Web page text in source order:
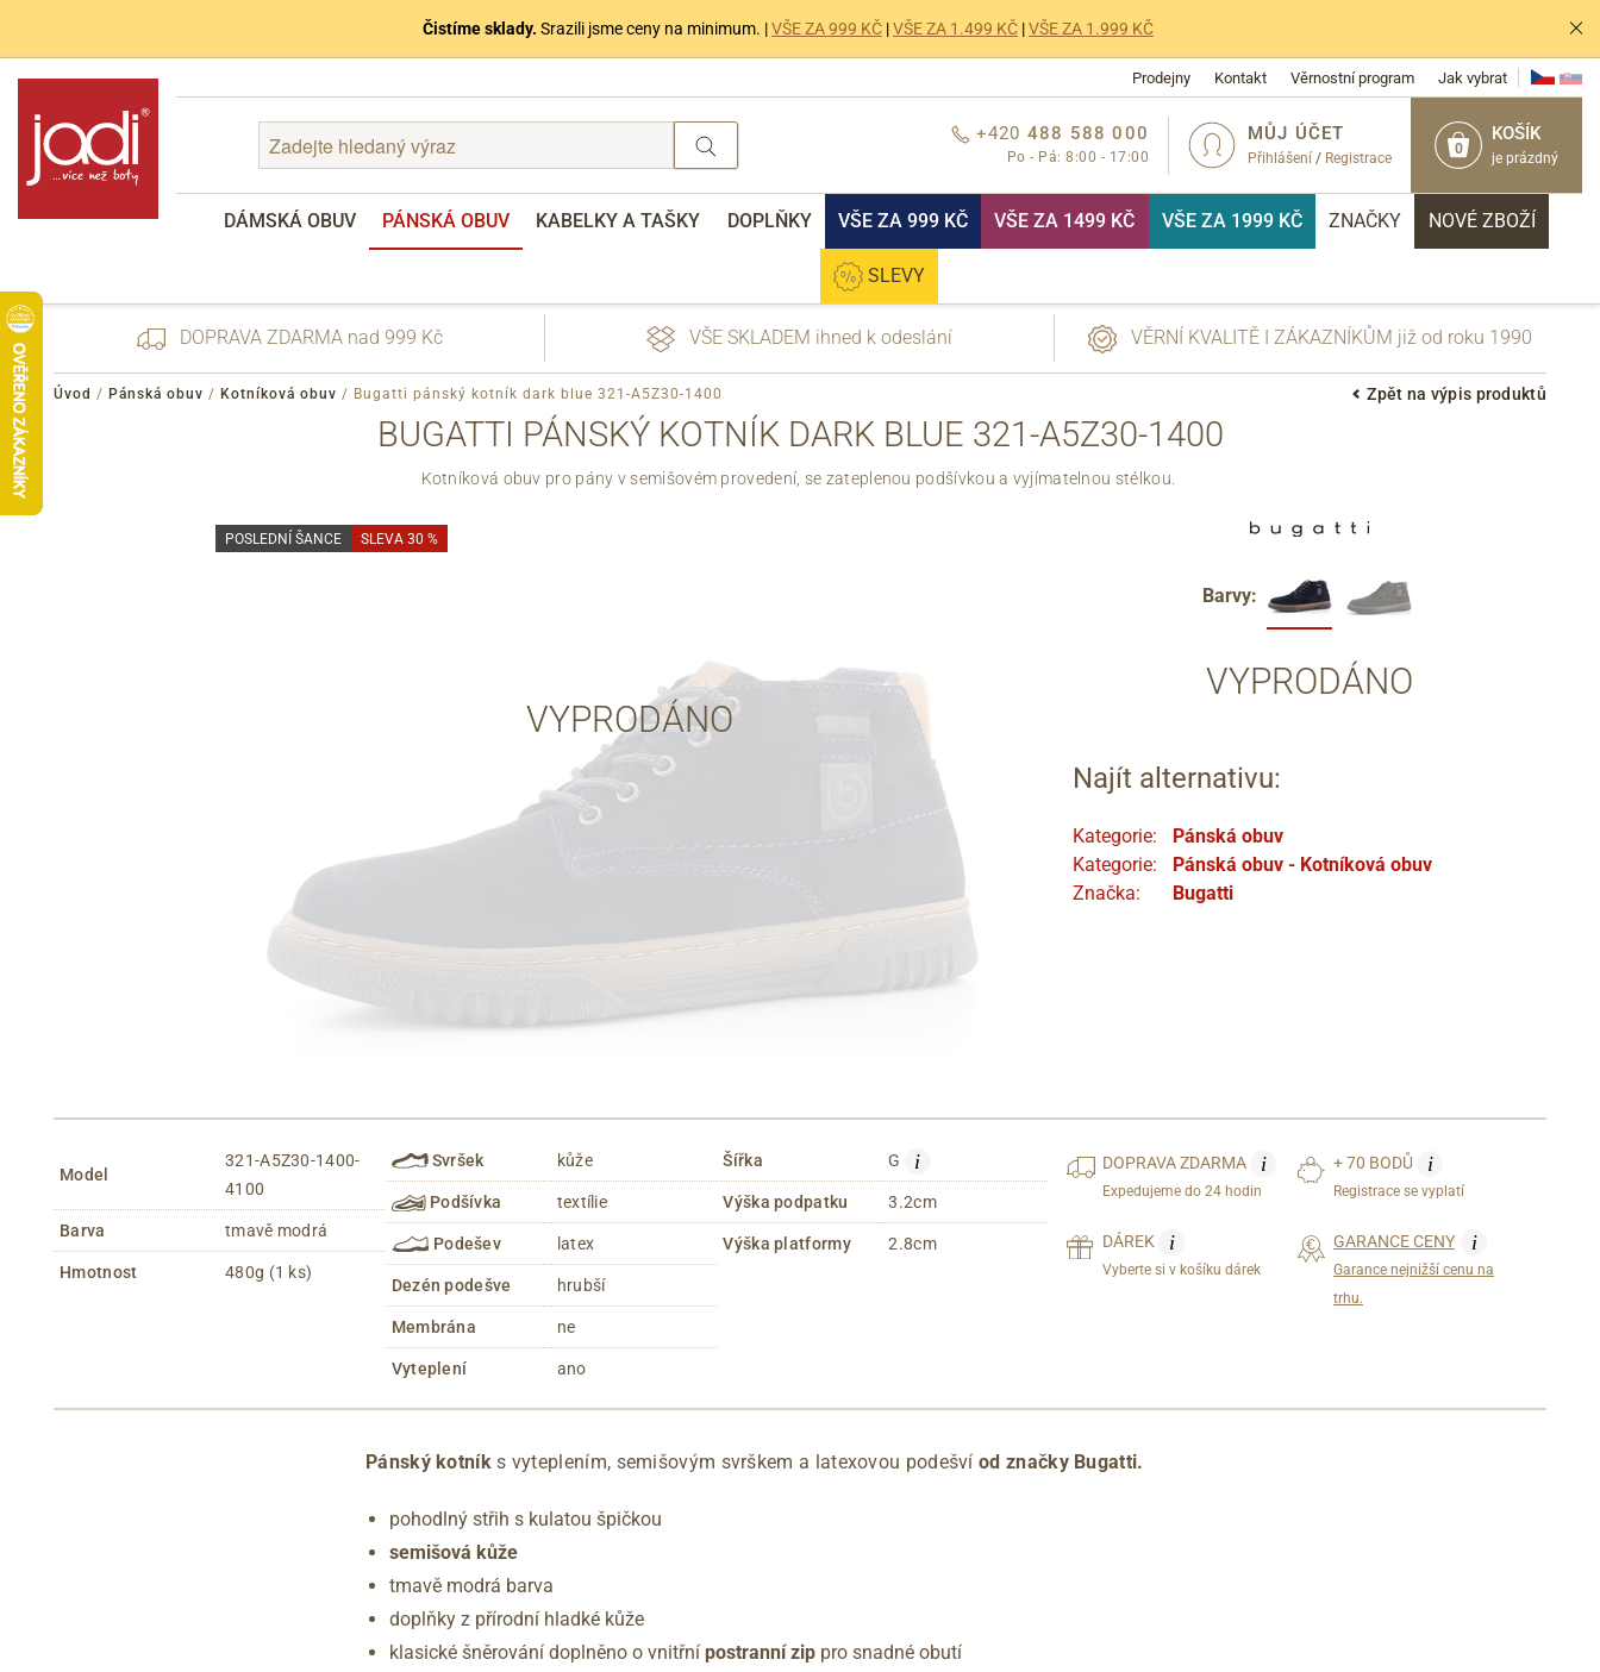
Čistíme sklady. Srazili jsme ceny na minimum. |VŠE ZA 999 KČ |VŠE ZA 1.499 KČ |VŠE ZA 1.999 KČ
Prodejny Kontakt Věrnostní program Jak vybrat
0
KOŠÍK
je prázdný
MŮJ ÚČET
Přihlášení / Registrace
+420 488 588 000
Po - Pá: 8:00 - 17:00
DÁMSKÁ OBUV PÁNSKÁ OBUV KABELKY A TAŠKY DOPLŇKY VŠE ZA 999 KČ VŠE ZA 1499 KČ VŠE ZA 1999 KČ ZNAČKY NOVÉ ZBOŽÍ
SLEVY
Přes Seznam
DOPRAVA ZDARMA nad 999 Kč VŠE SKLADEM ihned k odeslání VĚRNÍ KVALITĚ I ZÁKAZNÍKŮM již od roku 1990
Zpět na výpis produktů
Úvod / Pánská obuv / Kotníková obuv / Bugatti pánský kotník dark blue 321-A5Z30-1400
BUGATTI PÁNSKÝ KOTNÍK DARK BLUE 321-A5Z30-1400
Kotníková obuv pro pány v semišovém provedení, se zateplenou podšívkou a vyjímatelnou stélkou.
VYPRODÁNO
POSLEDNÍ ŠANCE SLEVA 30 %
Barvy:
VYPRODÁNO
Najít alternativu:
Kategorie:
Pánská obuv
Kategorie:
Pánská obuv - Kotníková obuv
Značka:
Bugatti
Model
321-A5Z30-1400-
4100
Barva tmavě modrá
Hmotnost 480g (1 ks)
Svršek kůže
Podšívka textílie
Podešev latex
Dezén podešve hrubší
Membrána ne
Vyteplení ano
Šířka G i
Výška podpatku 3.2cm
Výška platformy 2.8cm
DOPRAVAZDARMA i
Expedujeme do 24 hodin
+ 70 BODŮ i
Registrace se vyplatí
DÁREK i
Vyberte si v košíku dárek
GARANCE CENY i
Garance nejnižší cenu na
trhu.
Pánský kotníks vyteplením, semišovým svrškem a latexovou podešvíod značky Bugatti.
pohodlný střih s kulatou špičkou
semišová kůže
tmavě modrá barva
doplňky z přírodní hladké kůže
klasické šněrování doplněno o vnitřní postranní zip pro snadné obutí